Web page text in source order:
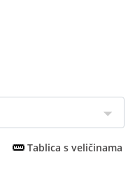
Tablica s veličinama